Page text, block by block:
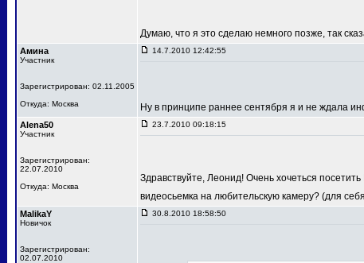
Думаю, что я это сделаю немного позже, так
Амина
Участник
Зарегистрирован: 02.11.2005
Откуда: Москва
14.7.2010 12:42:55
Ну в принципе раннее сентября я и не ждала
Alena50
Участник
Зарегистрирован:
22.07.2010
Откуда: Москва
23.7.2010 09:18:15
Здравствуйте, Леонид! Очень хочеться
видеосьемка на любительскую камеру? (для
MalikaY
Новичок
Зарегистрирован:
02.07.2010
30.8.2010 18:58:50